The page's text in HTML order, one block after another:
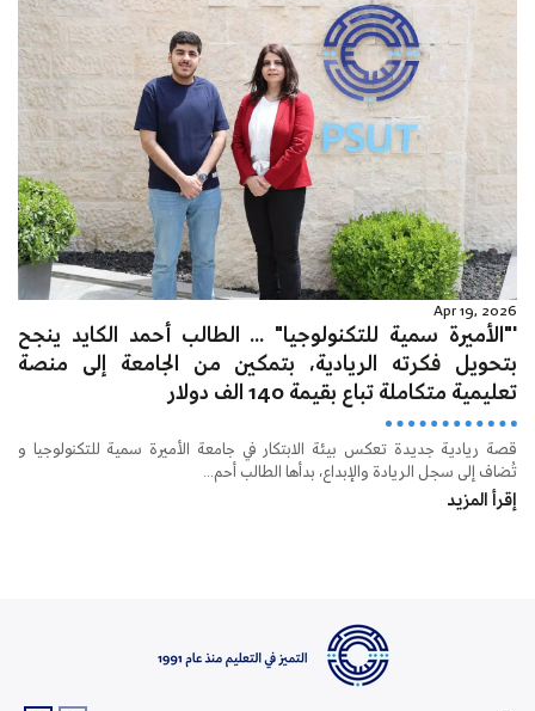
Apr 19, 2026
'"الأميرة سمية للتكنولوجيا" ... الطالب أحمد الكايد ينجح
بتحويل فكرته الريادية، بتمكين من الجامعة إلى منصة
تعليمية متكاملة تباع بقيمة 140 الف دولار
قصة ريادية جديدة تعكس بيئة الابتكار في جامعة الأميرة سمية للتكنولوجيا و
تُضاف إلى سجل الريادة والإبداع، بدأها الطالب أحم...
إقرأ المزيد